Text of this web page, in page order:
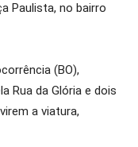
Paulista, no bairro
(BO),
Rua da Glória e dois
a viatura,